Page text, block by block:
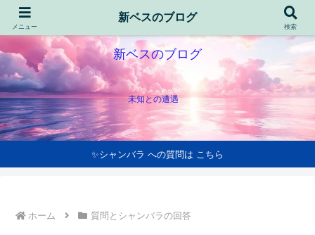
新ベスのブログ
未知との遭遇
✨シャンバラ への質問は こちら
ホーム 質問とシャンバラの回答
メニュー
新ベスのブログ
検索